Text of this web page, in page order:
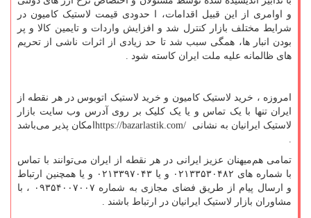
و اوامری از این قبیل اقدامات، ا حدودی قیمت لاستیک کامیون در
شرایط مختلف بازار کنترل شد و افزایش واردات و تایمین کالا و پر
بودن انبار ها، همگی سبب شد تا حد زیادی از اثرات ناشی از تحریم
های ظالمانه علیه ملت ایران کاسته شود .
امروزه ، خرید لاستیک کامیون و خرید لاستیک اتوبوس در هر نقطه از
ایران تنها با یک تماس و یا یک کلیک بر روی آدرس وب سایت بازار
لاستیک ایرانیان به نشانی
https://bazarlastik.com/امکان پذیر می‌باشد
تمامی هم‌میهنان عزیز ایرانی در هر نقطه از ایران می‌توانند با تماس
با شماره های ۰۲۱۳۳۵۳۰۴۸۲ و یا ۰۲۱۳۳۹۷۰۴۳ و یا همچنین ارتباط
و ارسال پیام از طریق فضای مجازی به شماره ۰۹۳۵۴۰۰۷۰۰۷ ، با
مشاوران بازار لاستیک ایرانیان در ارتباط باشند .